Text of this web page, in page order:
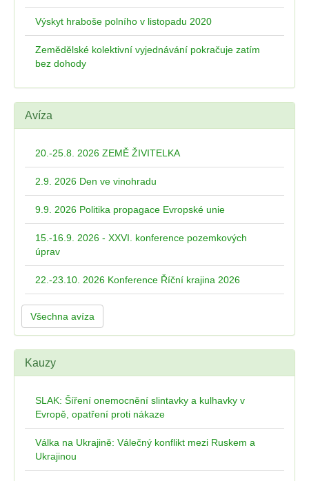
Výskyt hraboše polního v listopadu 2020
Zemědělské kolektivní vyjednávání pokračuje zatím
bez dohody
Avíza
20.-25.8. 2026 ZEMĚ ŽIVITELKA
2.9. 2026 Den ve vinohradu
9.9. 2026 Politika propagace Evropské unie
15.-16.9. 2026 - XXVI. konference pozemkových
úprav
22.-23.10. 2026 Konference Říční krajina 2026
Všechna avíza
Kauzy
SLAK: Šíření onemocnění slintavky a kulhavky v
Evropě, opatření proti nákaze
Válka na Ukrajině: Válečný konflikt mezi Ruskem a
Ukrajinou